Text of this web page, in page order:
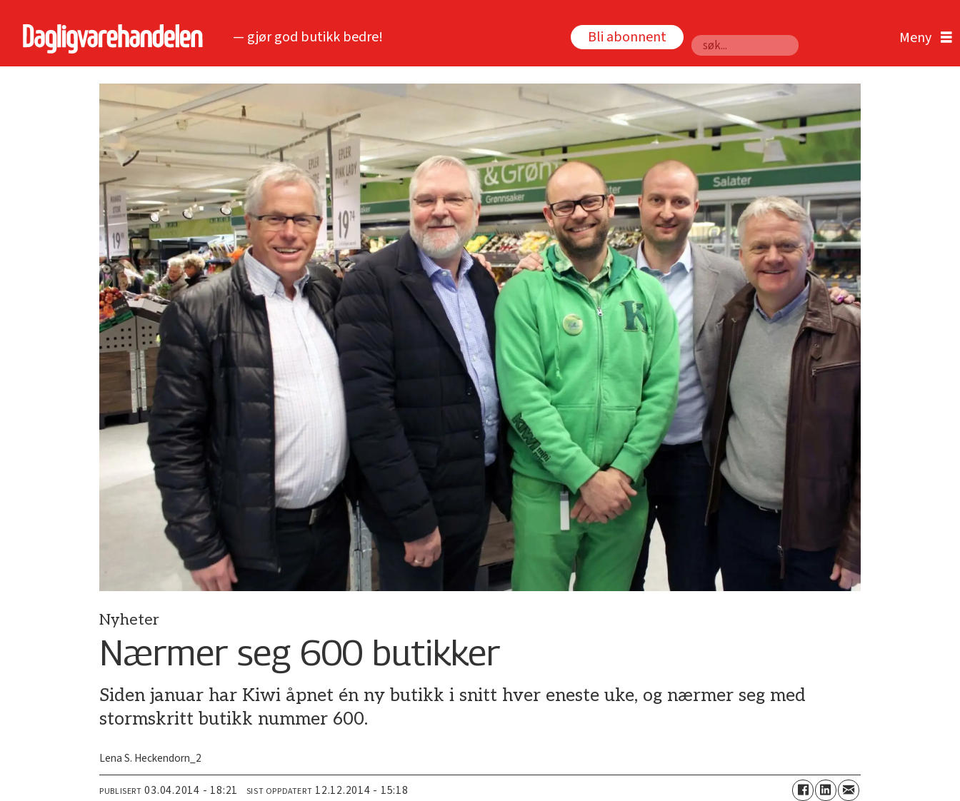
— gjør god butikk bedre! Bli abonnent
Søk
Nyheter
Nærmer seg 600 butikker
Siden januar har Kiwi åpnet én ny butikk i snitt hver eneste uke, og nærmer seg med
stormskritt butikk nummer 600.
Lena S. Heckendorn_2
PUBLISERT 03.04.2014 - 18:21 SIST OPPDATERT 12.12.2014 - 15:18